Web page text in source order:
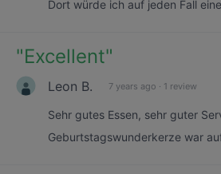
Dort würde ich auf jeden Fall
"Excellent"
Leon B. 7 years ago · 1 review
Sehr gutes Essen, sehr guter
Geburtstagswunderkerze war